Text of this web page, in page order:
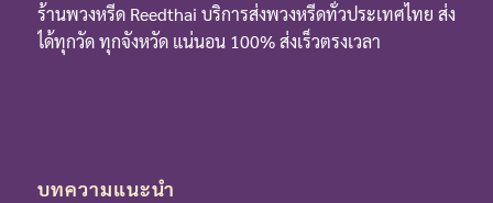
ร้านพวงหรีด Reedthai บริการส่งพวงหรีดทั่วประเทศไทย ส่ง
ได้ทุกวัด ทุกจังหวัด แน่นอน 100% ส่งเร็วตรงเวลา
บทความแนะนำ